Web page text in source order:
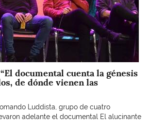
documental cuenta la génesis
de dónde vienen las
Luddista, grupo de cuatro
adelante el documental El alucinante